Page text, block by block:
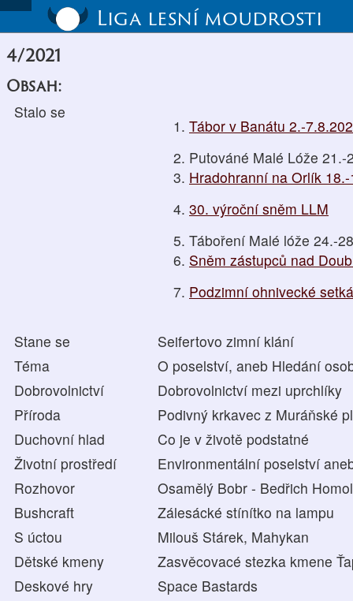
Liga lesní moudrosti
4/2021
Obsah:
Stalo se
Tábor v Banátu 2.-
Putováné Malé Lóže 21.-
Hradohranní na Orlík
30. výroční sněm LLM
Táboření Malé lóže 24.-
Sněm zástupců nad
Podzimní ohnivecké
Stane se
Seifertovo zimní klání
Téma
O poselství, aneb Hledání
Dobrovolnictví
Dobrovolnictví mezi uprchlíky
Příroda
Podivný krkavec z Muráňské
Duchovní hlad
Co je v životě podstatné
Životní prostředí
Environmentální poselství
Rozhovor
Osamělý Bobr - Bedřich
Bushcraft
Zálesácké stínítko na lampu
S úctou
Milouš Stárek, Mahykan
Dětské kmeny
Zasvěcovacé stezka kmene
Deskové hry
Space Bastards